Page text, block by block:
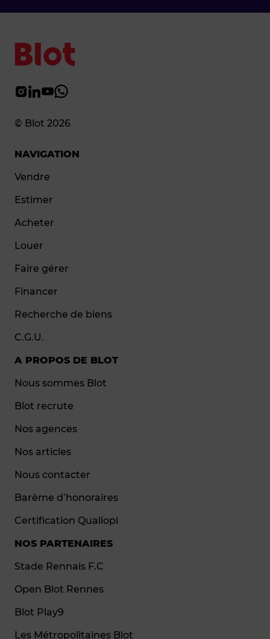
© Blot 2026
NAVIGATION
Vendre
Estimer
Acheter
Louer
Faire gérer
Financer
Recherche de biens
C.G.U.
A PROPOS DE BLOT
Nous sommes Blot
Blot recrute
Nos agences
Nos articles
Nous contacter
Barème d’honoraires
Certification Qualiopi
NOS PARTENAIRES
Stade Rennais F.C
Open Blot Rennes
Blot Play9
Les Métropolitaines Blot